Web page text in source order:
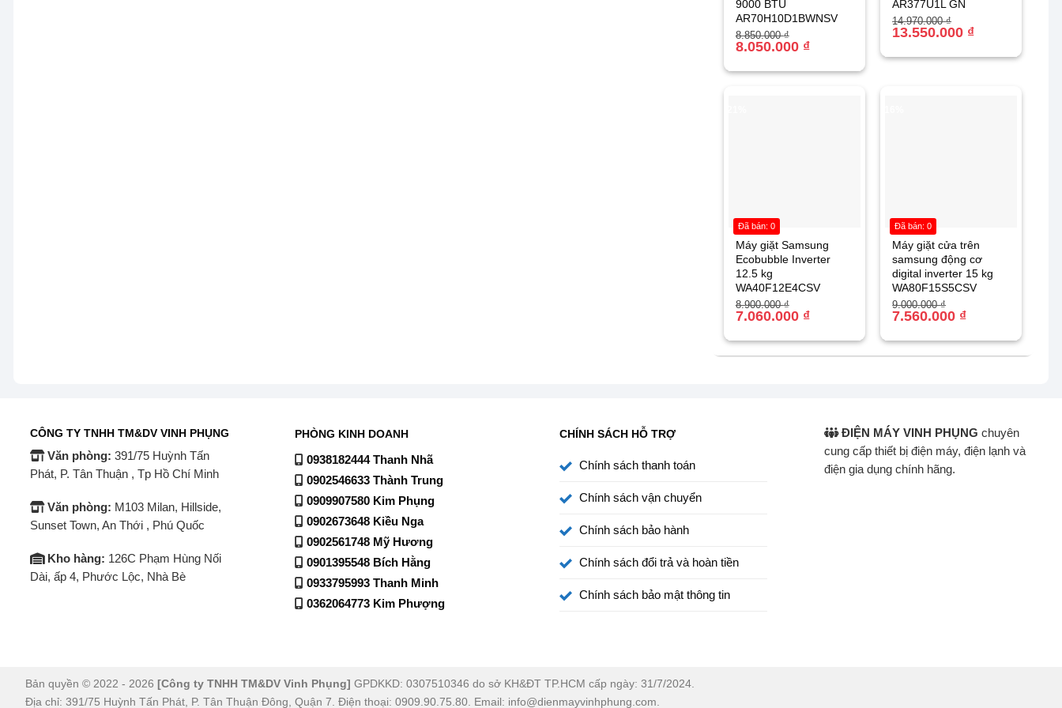
Bạn có thể tự tạo phong cách tóc riêng trước khi ra ngoài hay dự sự kiện.
Công nghệ bảo vệ tóc khi tạo kiểu
Hạn chế hư tổn tóc do nhiệt
Máy tạo kiểu tóc Panasonic EH-HV11-P645 tích hợp công nghệ kiểm soát nhiệt giúp tránh nhiệt quá nóng gây hư
tổn tóc. Nhờ đó, tóc của bạn vẫn giữ được độ mềm mại sau khi tạo kiểu.
Sản phẩm được trang bị tính năng tự ngắt khi quá nhiệt, giúp bảo vệ thiết bị và người dùng. Đây là điểm cộng lớn
9000 BTU
AR70H10D1BWNSV
8.850.000₫
Giá
gốc
8.050.000 ₫
Giá
hiện
8.050.000 ₫.
AR377U1L GN
14.970.000₫
Giá
gốc
13.550.000 ₫
Giá
hiện
13.550.000 ₫.
Máy giặt Samsung
Ecobubble Inverter
12.5 kg
WA40F12E4CSV
8.900.000₫
Giá
gốc
là:
7.060.000 ₫
Giá
hiện
tại
7.060.000 ₫.
Đã bán: 0
Máy giặt cửa trên
samsung động cơ
digital inverter 15 kg
WA80F15S5CSV
9.000.000₫
Giá
gốc
là:
7.560.000 ₫
Giá
hiện
tại
7.560.000 ₫.
Đã bán: 0
CÔNG TY TNHH TM&DV VINH PHỤNG
Văn phòng: 391/75 Huỳnh Tấn
Phát, P. Tân Thuận , Tp Hồ Chí Minh
Văn phòng: M103 Milan, Hillside,
Sunset Town, An Thới , Phú Quốc
Kho hàng: 126C Phạm Hùng Nối
Dài, ấp 4, Phước Lộc, Nhà Bè
PHÒNG KINH DOANH
0938182444 Thanh Nhã
0902546633 Thành Trung
0909907580 Kim Phụng
0902673648 Kiều Nga
0902561748 Mỹ Hương
0901395548 Bích Hằng
0933795993 Thanh Minh
0362064773 Kim Phượng
CHÍNH SÁCH HỖ TRỢ
Chính sách thanh toán
Chính sách vận chuyển
Chính sách bảo hành
Chính sách đổi trả và hoàn tiền
Chính sách bảo mật thông tin
ĐIỆN MÁY VINH PHỤNG chuyên
cung cấp thiết bị điện máy, điện lạnh và
điện gia dụng chính hãng.
Bản quyền © 2022 - 2026 [Công ty TNHH TM&DV Vinh Phụng] GPDKKD: 0307510346 do sở KH&ĐT TP.HCM cấp ngày: 31/7/2024.
Địa chỉ: 391/75 Huỳnh Tấn Phát, P. Tân Thuận Đông, Quận 7. Điện thoại: 0909.90.75.80. Email: info@dienmayvinhphung.com.